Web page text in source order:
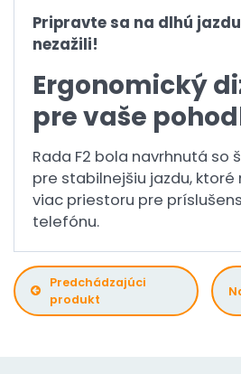
Pripravte sa na dlhú
nezažili!
Ergonomický
pre vaše
Rada F2 bola navrhnutá so
pre stabilnejšiu jazdu, ktoré
viac priestoru pre
telefónu.
Predchádzajúci
produkt